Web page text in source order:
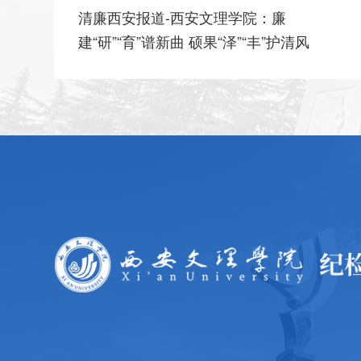
西安文理学院纪检监察学院赴郑州大学调
研交流